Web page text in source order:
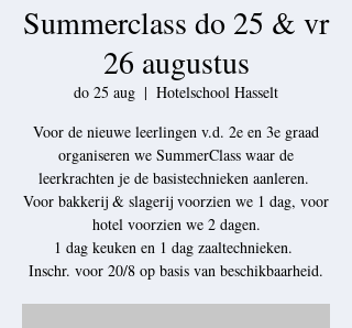
Summerclass do 25 & vr
26 augustus
do 25 aug
  |
Hotelschool Hasselt
Voor de nieuwe leerlingen v.d. 2e en 3e graad
organiseren we SummerClass waar de
leerkrachten je de basistechnieken aanleren.
Voor bakkerij & slagerij voorzien we 1 dag, voor
hotel voorzien we 2 dagen.
1 dag keuken en 1 dag zaaltechnieken.
Inschr. voor 20/8 op basis van beschikbaarheid.